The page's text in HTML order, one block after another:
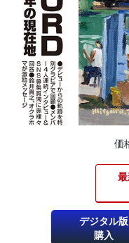
価
デジタル版
購入